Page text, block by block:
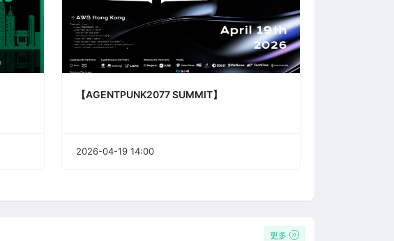
【AGENTPUNK2077 SUMMIT】
2026-04-19 14:00
更多